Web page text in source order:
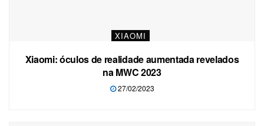
XIAOMI
Xiaomi: óculos de realidade aumentada revelados
na MWC 2023
27/02/2023